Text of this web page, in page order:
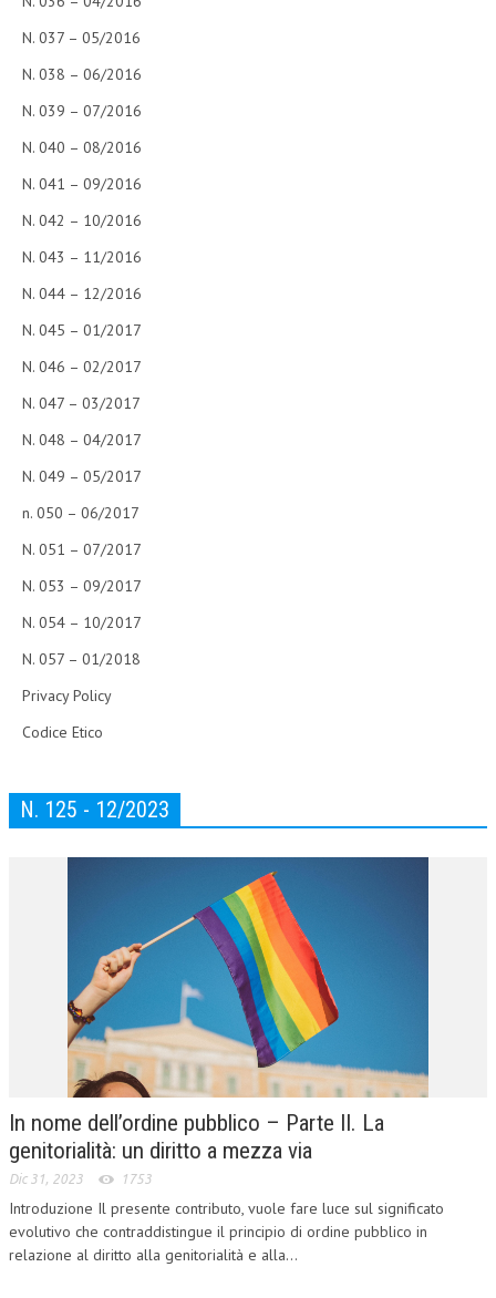
N. 037 – 05/2016
N. 038 – 06/2016
N. 039 – 07/2016
N. 040 – 08/2016
N. 041 – 09/2016
N. 042 – 10/2016
N. 043 – 11/2016
N. 044 – 12/2016
N. 045 – 01/2017
N. 046 – 02/2017
N. 047 – 03/2017
N. 048 – 04/2017
N. 049 – 05/2017
n. 050 – 06/2017
N. 051 – 07/2017
N. 053 – 09/2017
N. 054 – 10/2017
N. 057 – 01/2018
Privacy Policy
Codice Etico
N. 125 - 12/2023
In nome dell’ordine pubblico – Parte II. La
genitorialità: un diritto a mezza via
Dic 31, 2023 1753
Introduzione Il presente contributo, vuole fare luce sul significato
evolutivo che contraddistingue il principio di ordine pubblico in
relazione al diritto alla genitorialità e alla...